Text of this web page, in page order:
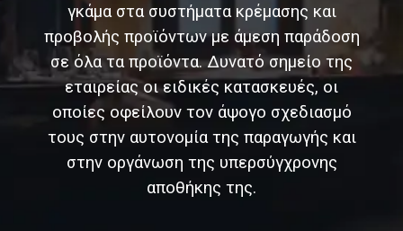
γκάμα στα συστήματα κρέμασης και
προβολής προϊόντων με άμεση παράδοση
σε όλα τα προϊόντα. Δυνατό σημείο της
εταιρείας οι ειδικές κατασκευές, οι
οποίες οφείλουν τον άψογο σχεδιασμό
τους στην αυτονομία της παραγωγής και
στην οργάνωση της υπερσύγχρονης
αποθήκης της.